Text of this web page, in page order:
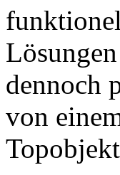
dennoch
von